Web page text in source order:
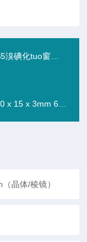
4mm（晶体/棱镜/窗片）
梯形(晶体/棱镜/窗片)